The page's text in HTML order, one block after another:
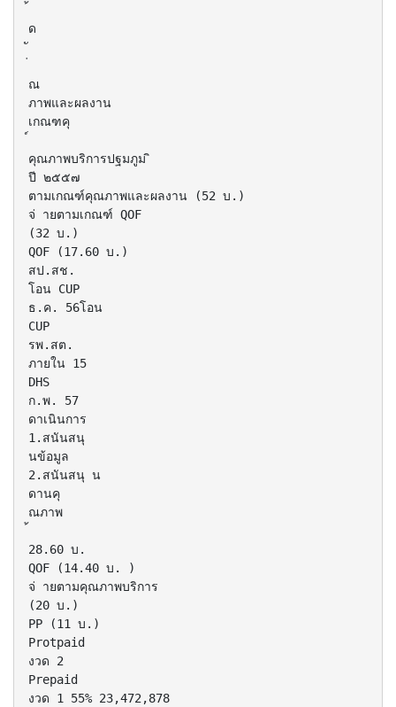
ด
ณ
ภาพและผลงาน
เกณฑคุ
คุณภาพบริการปฐมภูม ิ
ปี ๒๕๕๗
ตามเกณฑ์คุณภาพและผลงาน (52 บ.)
จ่ ายตามเกณฑ์ QOF
(32 บ.)
QOF (17.60 บ.)
สป.สช.
โอน CUP
ธ.ค. 56โอน
CUP
รพ.สต.
ภายใน 15
DHS
ก.พ. 57
ดาเนินการ
1.สนันสนุ
นข้อมูล
2.สนันสนุ น
ดานคุ
ณภาพ
28.60 บ.
QOF (14.40 บ. )
จ่ ายตามคุณภาพบริการ
(20 บ.)
PP (11 บ.)
Protpaid
งวด 2
Prepaid
งวด 1 55% 23,472,878